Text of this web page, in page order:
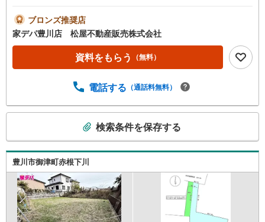
徒歩10分圏内に充実！●家デパ 松屋不動産販売 のつよみ
●・豊橋市・豊川市・知立市・浜松市の4店舗営業中！三河
エリア・遠州エリアの物件ならおまかせください。新築戸
建、中古戸建、中古マンション、土地をお客様のご希望に
合わせてご提案いたします！・中古物件のリフォーム実績
リフォームを行っています。新築購入より低コストで、新
ス用意しております。ぜひご家族そろってご来場くださ
い。・営業時間 午前9時00分～午後6時30分 （定休日:水曜
日）この時間帯はお電話でのお問い合わせがスムーズにご
軽にお電話ください。
ブロンズ推奨店
家デパ豊川店 松屋不動産販売株式会社
資料をもらう （無料）
電話する （通話料無料）
検
索
条
検索条件を保存する
豊川市御津町赤根下川